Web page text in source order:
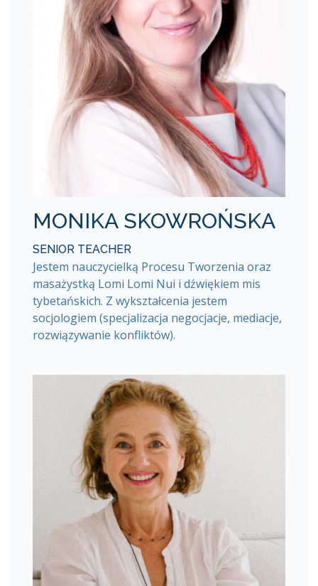
MONIKA SKOWROŃSKA
SENIOR TEACHER
Jestem nauczycielką Procesu Tworzenia oraz
masażystką Lomi Lomi Nui i dźwiękiem mis
tybetańskich. Z wykształcenia jestem
socjologiem (specjalizacja negocjacje, mediacje,
rozwiązywanie konfliktów).